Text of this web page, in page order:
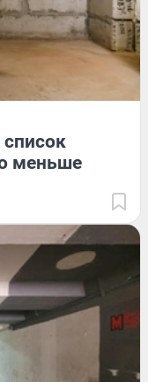
меньше